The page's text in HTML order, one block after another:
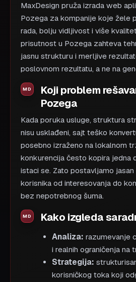
MaxDesign pruža izrada web
Pozega za kompanije koje žele
rada, bolju vidljivost i više
prisutnost u Pozega zahteva
jasnu strukturu i merljive
poslovnom rezultatu, a ne na
Koji problem
Pozega
Kada poruka usluge, struktura
nisu usklađeni, sajt teško
posebno izraženo na lokalnom
konkurencija često kopira jedna
istaci se. Zato postavljamo
korisnika od interesovanja do
bez nepotrebnog šuma.
Kako izgleda
Analiza: razumevanje
i realnih ograničenja na
Strategija:
korisničkog toka koji